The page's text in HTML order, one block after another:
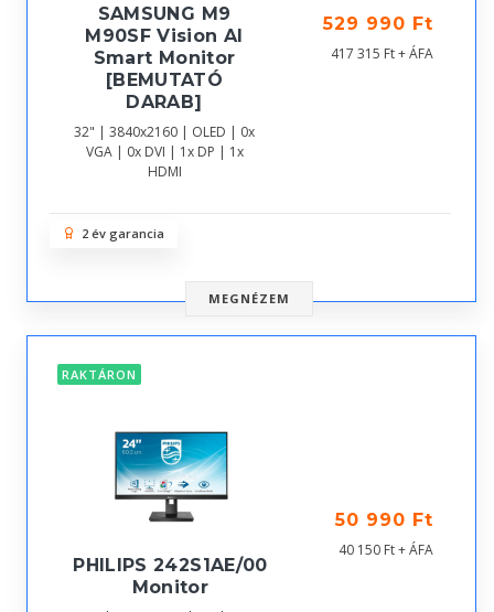
SAMSUNG M9
M90SF Vision AI
Smart Monitor
[BEMUTATÓ
DARAB]
32" | 3840x2160 | OLED | 0x
VGA | 0x DVI | 1x DP | 1x
HDMI
529 990 Ft
417 315 Ft + ÁFA
2 év garancia
MEGNÉZEM
RAKTÁRON
PHILIPS 242S1AE/00
Monitor
50 990 Ft
40 150 Ft + ÁFA